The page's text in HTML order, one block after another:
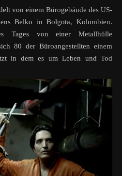
von einem Bürogebäude des US-
Belko in Bolgota, Kolumbien.
Tages von einer Metallhülle
80 der Büroangestellten einem
in dem es um Leben und Tod